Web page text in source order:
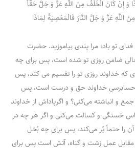
وَ إِنْ كَانَ الْخَلَفُ مِنَ اللَّهِ عَزَّ وَ جَلَّ حَقّاً
اللَّهِ عَزَّ وَ جَلَّ النَّارَ فَالْمَعْصِيَةُ لِمَاذَا
تو باد؛ مرا پندی بیاموزید. حضرت
ضامن روزی تو شده است، پس برای چه
که خداوند روزی تو را تقسیم می کند، پس
خداوند حق و درست است، پس
و انباشته می‌کنی؟ و اگرپاداش از خداوند
خستگی و کسالت می‌کنی و اگر هر چه در
را حتماً پُر می‌کند، پس برای چه بُخل
مقابل عمل زشت و گناه، آتش است پس برای